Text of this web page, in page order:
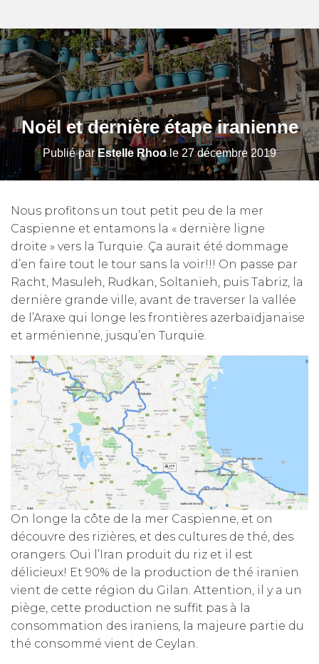
Noël et dernière étape iranienne
Publié parEstelle Rhoole 27 décembre 2019
Nous profitons un tout petit peu de la mer
Caspienne et entamons la « dernière ligne
droite » vers la Turquie. Ça aurait été dommage
d’en faire tout le tour sans la voir!!! On passe par
Racht, Masuleh, Rudkan, Soltanieh, puis Tabriz, la
dernière grande ville, avant de traverser la vallée
de l’Araxe qui longe les frontières azerbaïdjanaise
et arménienne, jusqu’en Turquie.
On longe la côte de la mer Caspienne, et on
découvre des rizières, et des cultures de thé, des
orangers. Oui l’Iran produit du riz et il est
délicieux! Et 90% de la production de thé iranien
vient de cette région du Gilan. Attention, il y a un
piège, cette production ne suffit pas à la
consommation des iraniens, la majeure partie du
thé consommé vient de Ceylan.